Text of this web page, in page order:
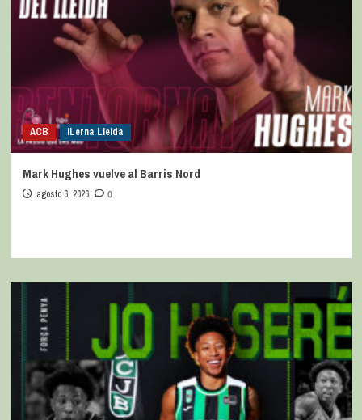
ACB iLerna Lleida
Mark Hughes vuelve al Barris Nord
agosto 6, 2026 0